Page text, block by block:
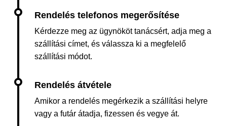
Kérdezze meg az ügynököt tanácsért, adja meg a
szállítási címet, és válassza ki a megfelelő
szállítási módot.
Amikor a rendelés megérkezik a szállítási helyre
vagy a futár átadja, fizessen és vegye át.